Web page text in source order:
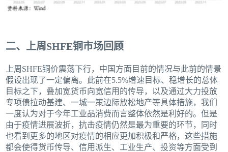
二、上周SHFE铜市场回顾
上周SHFE铜价震荡下行，中国方面目前的情况与此前的情景
假设出现了一定偏离。此前在5.5%增速目标、稳增长的总体
目标之下，叠加宽货币向宽信用的传导，以及通过大力投放
专项债拉动基建、一城一策边际放松地产等具体措施，我们
一度认为对于今年工业品消费而言整体依然是利好的。但是
由于疫情进展波折，抗击疫情仍然是最为重要的环节，同时
也看到更多的地区对疫情的相应更加积极和严格，这些措施
都会使得货币传导、信用派生、工业生产、投资等方面受到